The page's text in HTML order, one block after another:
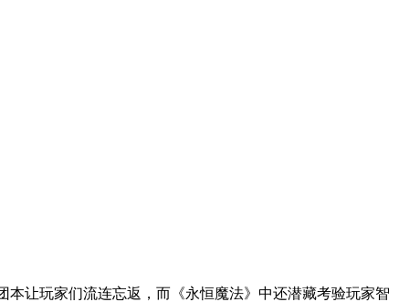
让玩家们流连忘返，而《永恒魔法》中还潜藏考验玩家智